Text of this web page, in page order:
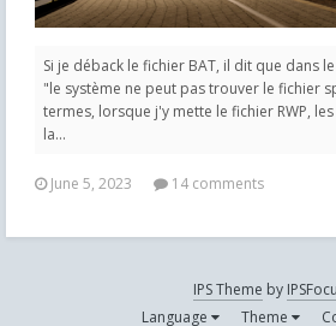
Si je déback le fichier BAT, il dit que dans
"le système ne peut pas trouver le fichier
termes, lorsque j'y mette le fichier RWP,
la...
June 5, 2023 14 comments
IPS Theme by
Language
Theme